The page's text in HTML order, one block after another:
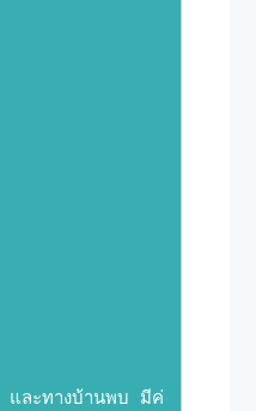
และทางบ้านพบ มีค่